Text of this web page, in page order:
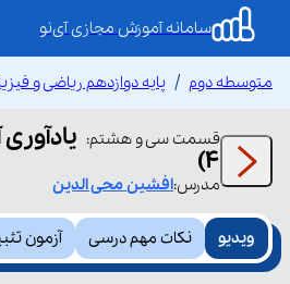
سامانه آموزش مجازی آی‌نو
متوسطه دوم پایه دوازدهم ریاضی و
قسمت سی و هشتم:
4)
مدرس:افشینمحی الدین
ویدیو نکات مهم درسی آزمون